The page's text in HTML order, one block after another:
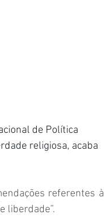
de Política
religiosa, acaba
referentes à
liberdade”.